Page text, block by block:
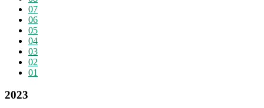
07
06
05
04
03
02
01
2023